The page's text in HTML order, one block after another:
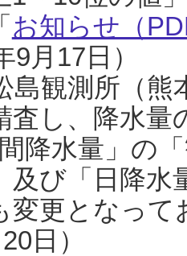
お知らせ（
月17日）
島観測所（熊
査し、降水
間降水量」の
及び「日降
変更となっ
日）